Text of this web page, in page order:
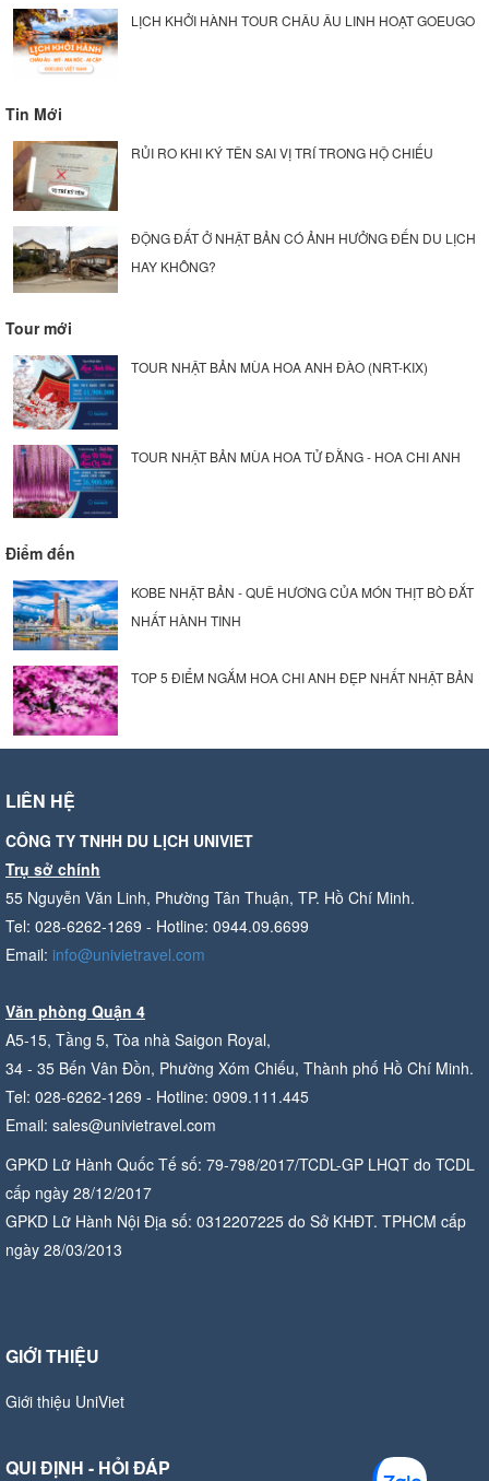
LỊCH KHỞI HÀNH TOUR CHÂU ÂU LINH HOẠT GOEUGO
Tin Mới
RỦI RO KHI KÝ TÊN SAI VỊ TRÍ TRONG HỘ CHIẾU
ĐỘNG ĐẤT Ở NHẬT BẢN CÓ ẢNH HƯỞNG ĐẾN DU LỊCH
HAY KHÔNG?
Tour mới
TOUR NHẬT BẢN MÙA HOA ANH ĐÀO (NRT-KIX)
TOUR NHẬT BẢN MÙA HOA TỬ ĐẰNG - HOA CHI ANH
Điểm đến
KOBE NHẬT BẢN - QUÊ HƯƠNG CỦA MÓN THỊT BÒ ĐẮT
NHẤT HÀNH TINH
TOP 5 ĐIỂM NGẮM HOA CHI ANH ĐẸP NHẤT NHẬT BẢN
LIÊN HỆ
CÔNG TY TNHH DU LỊCH UNIVIET
Trụ sở chính
55 Nguyễn Văn Linh, Phường Tân Thuận, TP. Hồ Chí Minh.
Tel: 028-6262-1269 - Hotline: 0944.09.6699
Email: info@univietravel.com
Văn phòng Quận 4
A5-15, Tầng 5, Tòa nhà Saigon Royal,
34 - 35 Bến Vân Đồn, Phường Xóm Chiếu, Thành phố Hồ Chí Minh.
Tel: 028-6262-1269 - Hotline: 0909.111.445
Email: sales@univietravel.com
GPKD Lữ Hành Quốc Tế số: 79-798/2017/TCDL-GP LHQT do TCDL
cấp ngày 28/12/2017
GPKD Lữ Hành Nội Địa số: 0312207225 do Sở KHĐT. TPHCM cấp
ngày 28/03/2013
GIỚI THIỆU
Giới thiệu UniViet
QUI ĐỊNH - HỎI ĐÁP